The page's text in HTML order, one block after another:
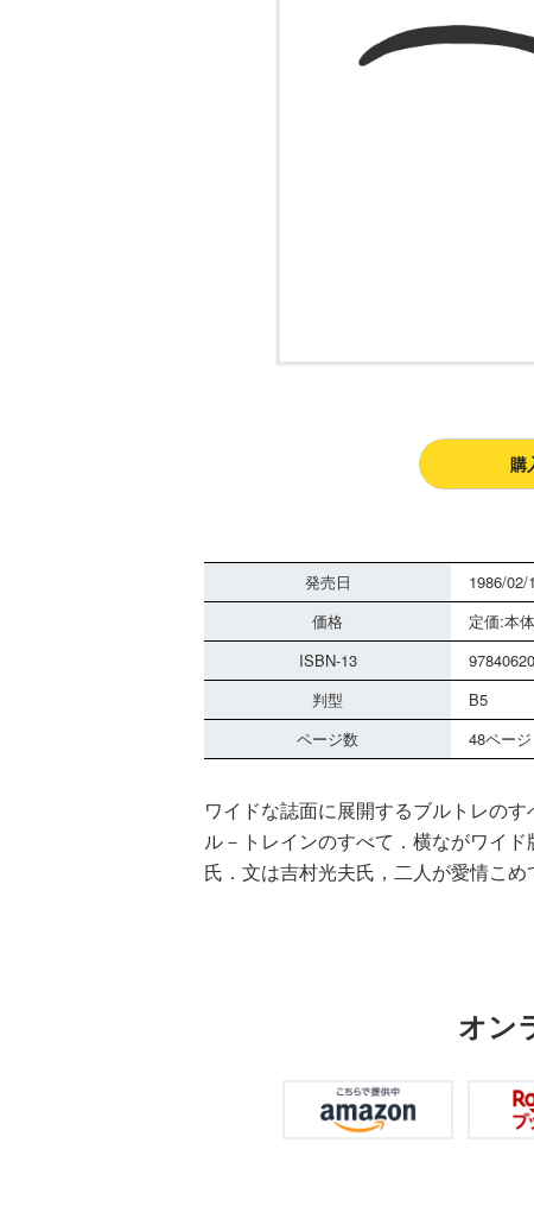
購
発売日
1986/02/
価格
定価:本
ISBN-13
判型
B5
ページ数
48ページ
ワイドな誌面に展開するブルトレの
ル－トレインのすべて．横ながワイ
氏．文は吉村光夫氏，二人が愛情こめ
オン